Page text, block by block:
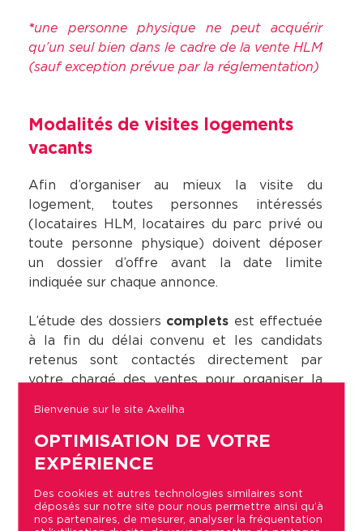
*une personne physique ne peut acquérir
qu’un seul bien dans le cadre de la vente HLM
(sauf exception prévue par la réglementation)
Modalités de visites logements
vacants
Afin d’organiser au mieux la visite du
logement, toutes personnes intéressés
(locataires HLM, locataires du parc privé ou
toute personne physique) doivent déposer
un dossier d’offre avant la date limite
indiquée sur chaque annonce.
L’étude des dossiers complets est effectuée
à la fin du délai convenu et les candidats
retenus sont contactés directement par
votre chargé des ventes pour organiser la
Aucune visite n’a lieu pendant le temps du
dépôt des dossiers.
Modalités de remises des offres
Bienvenue sur le site Axeliha
OPTIMISATION DE VOTRE
EXPÉRIENCE
Des cookies et autres technologies similaires sont
déposés sur notre site pour nous permettre ainsi qu’à
nos partenaires, de mesurer, analyser la fréquentation